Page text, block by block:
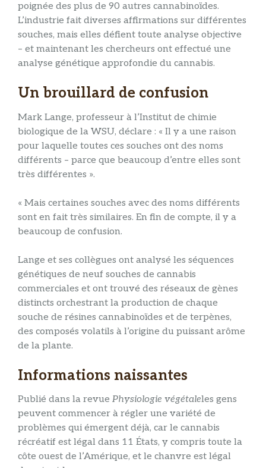
poignée des plus de 90 autres cannabinoïdes.
L’industrie fait diverses affirmations sur différentes
souches, mais elles défient toute analyse objective
– et maintenant les chercheurs ont effectué une
analyse génétique approfondie du cannabis.
Un brouillard de confusion
Mark Lange, professeur à l’Institut de chimie
biologique de la WSU, déclare : « Il y a une raison
pour laquelle toutes ces souches ont des noms
différents – parce que beaucoup d’entre elles sont
très différentes ».
« Mais certaines souches avec des noms différents
sont en fait très similaires. En fin de compte, il y a
beaucoup de confusion.
Lange et ses collègues ont analysé les séquences
génétiques de neuf souches de cannabis
commerciales et ont trouvé des réseaux de gènes
distincts orchestrant la production de chaque
souche de résines cannabinoïdes et de terpènes,
des composés volatils à l’origine du puissant arôme
de la plante.
Informations naissantes
Publié dans la revue Physiologie végétaleles gens
peuvent commencer à régler une variété de
problèmes qui émergent déjà, car le cannabis
récréatif est légal dans 11 États, y compris toute la
côte ouest de l’Amérique, et le chanvre est légal